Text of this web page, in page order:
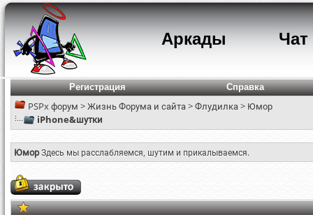
Аркады Чат
Регистрация Справка
PSPx форум >Жизнь Форума и сайта>Флудилка> Юмор
iPhone&шутки
ЮморЗдесь мы расслабляемся, шутим и прикалываемся.